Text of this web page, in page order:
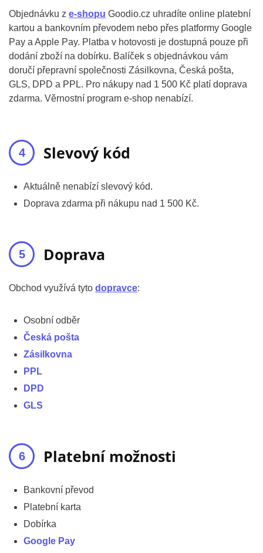
Objednávku z e-shopu Goodio.cz uhradíte online platební
kartou a bankovním převodem nebo přes platformy Google
Pay a Apple Pay. Platba v hotovosti je dostupná pouze při
dodání zboží na dobírku. Balíček s objednávkou vám
doručí přepravní společnosti Zásilkovna, Česká pošta,
GLS, DPD a PPL. Pro nákupy nad 1 500 Kč platí doprava
zdarma. Věrnostní program e-shop nenabízí.
Slevový kód
Aktuálně nenabízí slevový kód.
Doprava zdarma při nákupu nad 1 500 Kč.
Doprava
Obchod využívá tyto dopravce:
Osobní odběr
Česká pošta
Zásilkovna
PPL
DPD
GLS
Platební možnosti
Bankovní převod
Platební karta
Dobírka
Google Pay